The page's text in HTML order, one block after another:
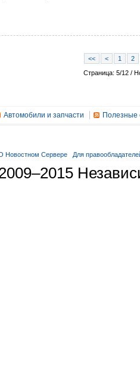
<< < 1
2
Страница: 5/12 /
Автомобили и запчасти Полезные
Новостном Сервере Для